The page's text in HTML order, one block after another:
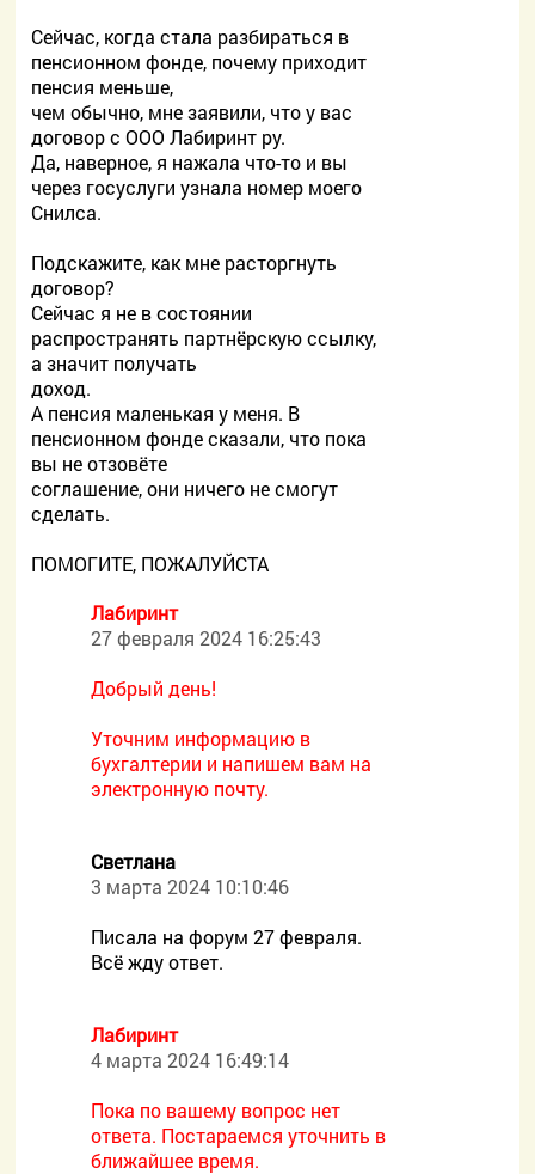
Сейчас, когда стала разбираться в
пенсионном фонде, почему приходит
пенсия меньше,
чем обычно, мне заявили, что у вас
договор с ООО Лабиринт ру.
Да, наверное, я нажала что-то и вы
через госуслуги узнала номер моего
Снилса.
Подскажите, как мне расторгнуть
договор?
Сейчас я не в состоянии
распространять партнёрскую ссылку,
а значит получать
доход.
А пенсия маленькая у меня. В
пенсионном фонде сказали, что пока
вы не отзовёте
соглашение, они ничего не смогут
сделать.
ПОМОГИТЕ, ПОЖАЛУЙСТА
Лабиринт
27 февраля 2024 16:25:43
Добрый день!
Уточним информацию в
бухгалтерии и напишем вам на
электронную почту.
Светлана
3 марта 2024 10:10:46
Писала на форум 27 февраля.
Всё жду ответ.
Лабиринт
4 марта 2024 16:49:14
Пока по вашему вопрос нет
ответа. Постараемся уточнить в
ближайшее время.